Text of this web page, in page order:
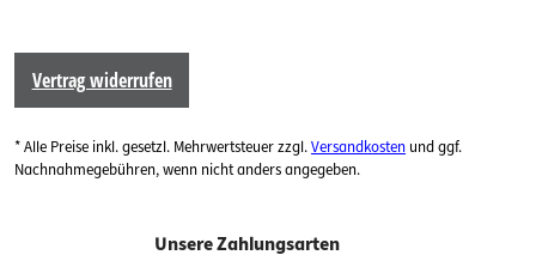
Vertrag widerrufen
* Alle Preise inkl. gesetzl. Mehrwertsteuer zzgl.Versandkosten und ggf.
Nachnahmegebühren, wenn nicht anders angegeben.
Unsere Zahlungsarten